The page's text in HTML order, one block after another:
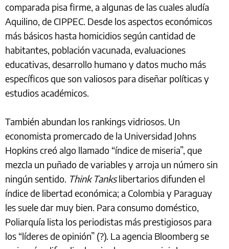
comparada pisa firme, a algunas de las cuales aludía
Aquilino, de CIPPEC. Desde los aspectos económicos
más básicos hasta homicidios según cantidad de
habitantes, población vacunada, evaluaciones
educativas, desarrollo humano y datos mucho más
específicos que son valiosos para diseñar políticas y
estudios académicos.
También abundan los rankings vidriosos. Un
economista promercado de la Universidad Johns
Hopkins creó algo llamado “índice de miseria”, que
mezcla un puñado de variables y arroja un número sin
ningún sentido. Think Tankslibertarios difunden el
índice de libertad económica; a Colombia y Paraguay
les suele dar muy bien. Para consumo doméstico,
Poliarquía lista los periodistas más prestigiosos para
los “líderes de opinión” (?). La agencia Bloomberg se